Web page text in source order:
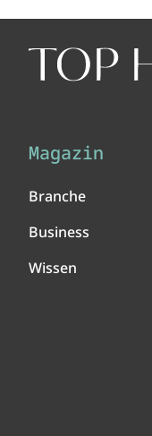
Magazin
Branche
Business
Wissen